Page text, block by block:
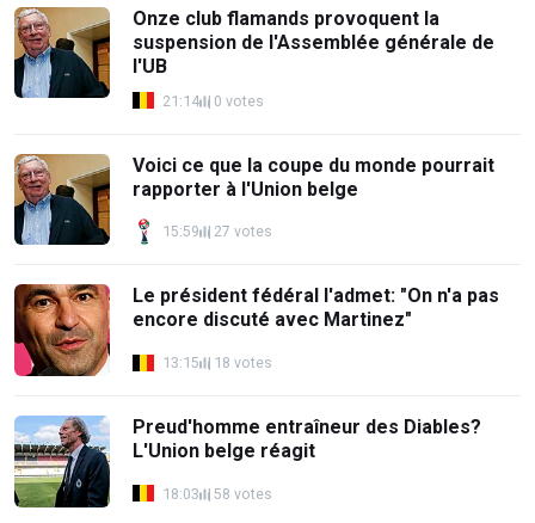
Onze club flamands provoquent la
suspension de l'Assemblée générale de
l'UB
21:14 0 votes
Voici ce que la coupe du monde pourrait
rapporter à l'Union belge
15:59 27 votes
Le président fédéral l'admet: "On n'a pas
encore discuté avec Martinez"
13:15 18 votes
Preud'homme entraîneur des Diables?
L'Union belge réagit
18:03 58 votes